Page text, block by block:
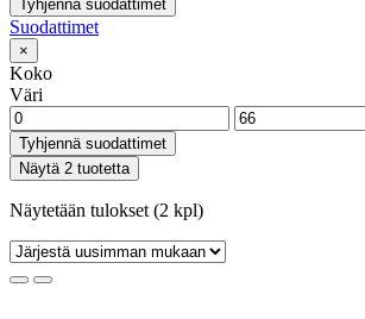
Tyhjennä suodattimet
Suodattimet
×
Koko
Väri
Tyhjennä suodattimet
Näytä 2 tuotetta
Näytetään tulokset (2 kpl)